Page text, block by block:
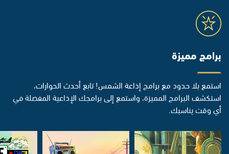
برامج مميزة
استمع بلا حدود مع برامج إذاعة الشمس! تابع أحدث الحوارات،
استكشف البرامج المميزة، واستمع إلى برامجك الإذاعية المفضلة في
أي وقت يناسبك.